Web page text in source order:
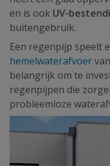
en is ook UV-
buitengebruik.
Een regenpijp speelt
hemelwaterafvoer
belangrijk om te
regenpijpen die
probleemloze